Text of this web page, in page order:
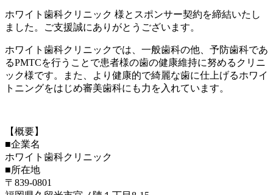
ホワイト歯科クリニック 様とスポンサー契約を締結いたし
ました。ご支援誠にありがとうございます。
ホワイト歯科クリニックでは、一般歯科の他、予防歯科であ
るPMTCを行うことで患者様の歯の健康維持に努めるクリニ
ック様です。また、より健康的で綺麗な歯に仕上げるホワイ
トニングをはじめ審美歯科にも力を入れています。
【概要】
■企業名
ホワイト歯科クリニック
■所在地
〒839-0801